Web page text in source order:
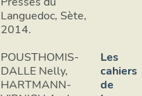
Languedoc, Sète,
2014.
POUSTHOMIS-
DALLE Nelly,
HARTMANN-
Les
cahiers
de